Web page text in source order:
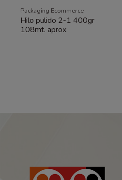
Packaging Ecommerce
Hilo pulido 2-1 400gr
108mt. aprox